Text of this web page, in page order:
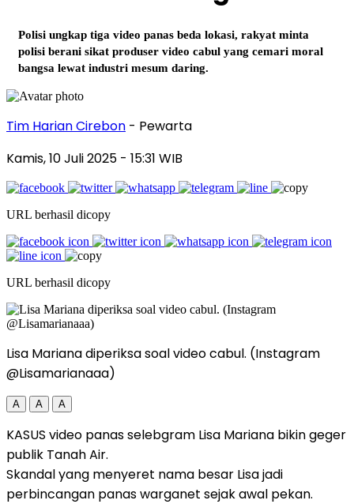
Polisi ungkap tiga video panas beda lokasi, rakyat minta
polisi berani sikat produser video cabul yang cemari moral
bangsa lewat industri mesum daring.
Tim Harian Cirebon - Pewarta
Kamis, 10 Juli 2025 - 15:31 WIB
URL berhasil dicopy
URL berhasil dicopy
Lisa Mariana diperiksa soal video cabul. (Instagram
@Lisamarianaaa)
A A A
KASUS video panas selebgram Lisa Mariana bikin geger
publik Tanah Air.
Skandal yang menyeret nama besar Lisa jadi
perbincangan panas warganet sejak awal pekan.